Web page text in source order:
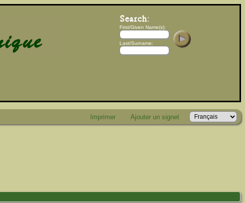
First/Given Name(s):
Last/Surname:
Imprimer Ajouter un signet